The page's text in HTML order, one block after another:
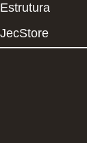
Estrutura
JecStore